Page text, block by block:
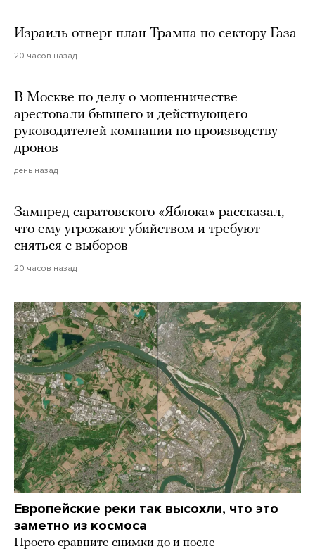
Израиль отверг план Трампа по сектору Газа
20 часов назад
В Москве по делу о мошенничестве
арестовали бывшего и действующего
руководителей компании по производству
дронов
день назад
Зампред саратовского «Яблока» рассказал,
что ему угрожают убийством и требуют
сняться с выборов
20 часов назад
Европейские реки так высохли, что это
заметно из космоса
Просто сравните снимки до и после